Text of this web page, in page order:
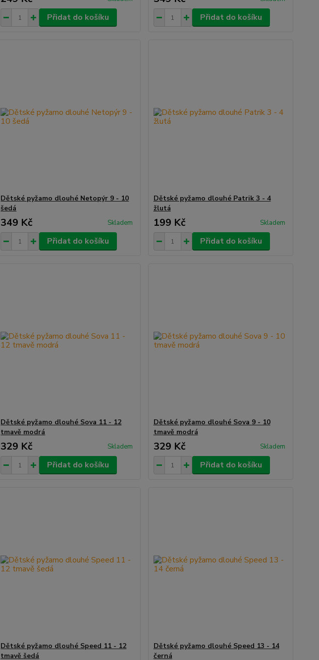
Přidat do košíku Přidat do košíku
Dětské pyžamo dlouhé Netopýr 9 - 10
šedá
349 Kč Skladem
Přidat do košíku
Dětské pyžamo dlouhé Patrik 3 - 4
žlutá
199 Kč Skladem
Přidat do košíku
Dětské pyžamo dlouhé Sova 11 - 12
tmavě modrá
329 Kč Skladem
Přidat do košíku
Dětské pyžamo dlouhé Sova 9 - 10
tmavě modrá
329 Kč Skladem
Přidat do košíku
Dětské pyžamo dlouhé Speed 11 - 12
tmavě šedá
Dětské pyžamo dlouhé Speed 13 - 14
černá